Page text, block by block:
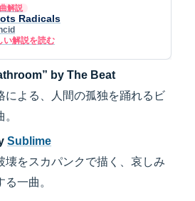
解説
Radicals
い解説を読む
by The Beat
による、人間の孤独を踊れるビ
Sublime
壊をスカパンクで描く、哀しみ
一曲。